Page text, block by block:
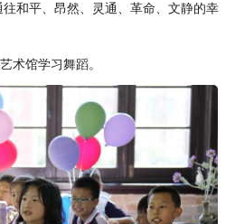
和平、昂然、灵通、革命、文静的幸
术馆学习舞蹈。